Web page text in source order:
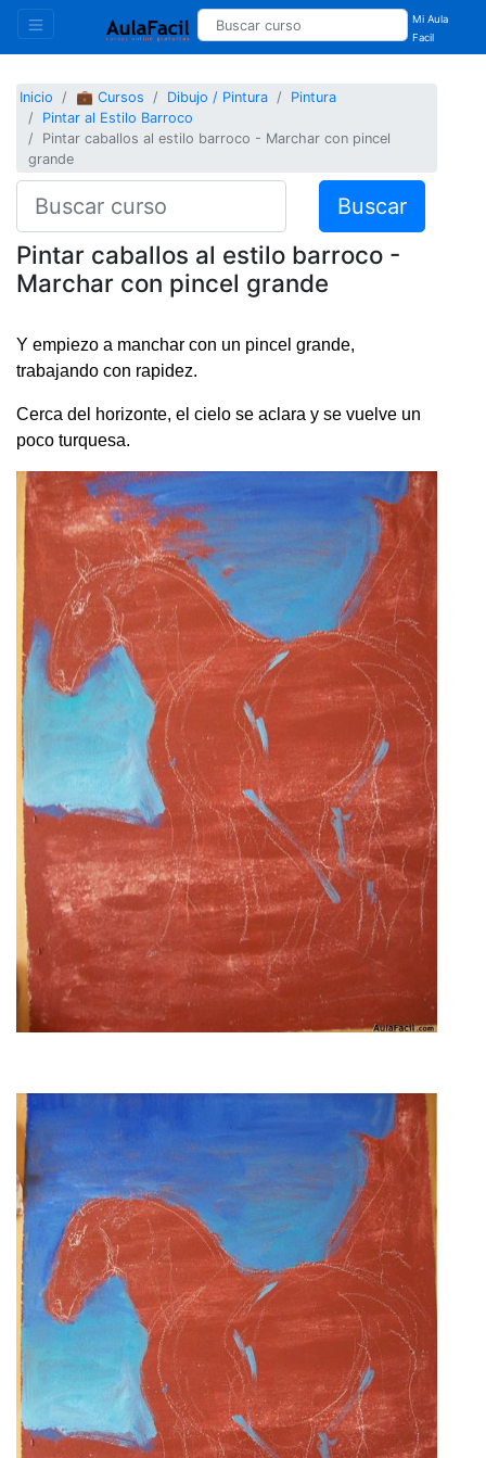
Mi Aula
Facil
Inicio 💼 Cursos Dibujo / Pintura
Pintura
Pintar al Estilo Barroco
Pintar caballos al estilo barroco - Marchar con pincel
grande
Buscar
Pintar caballos al estilo barroco -
Marchar con pincel grande
Y empiezo a manchar con un pincel grande,
trabajando con rapidez.
Cerca del horizonte, el cielo se aclara y se vuelve un
poco turquesa.